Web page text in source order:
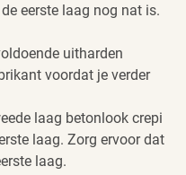
eerste laag nog nat is.
uitharden
voordat je verder
laag betonlook crepi
laag. Zorg ervoor dat
laag.